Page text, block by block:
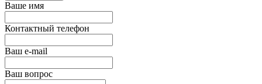
Ваше имя
Контактный телефон
Ваш e-mail
Ваш вопрос